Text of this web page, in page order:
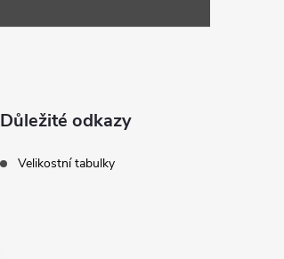
Důležité odkazy
Velikostní tabulky